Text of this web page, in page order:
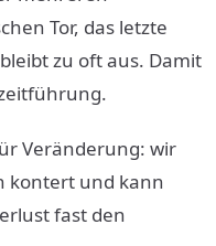
Tor, das letzte
zu oft aus. Damit
Veränderung: wir
kontert und kann
fast den